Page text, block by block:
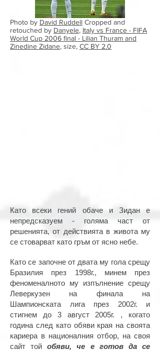
Photo by David Ruddell Cropped and
retouched by Danyele, Italy vs France - FIFA
World Cup 2006 final - Lilian Thuram and
Zinedine Zidane, size, CC BY 2.0
Като всеки гений обаче и Зидан е
непредсказуем - голяма част от
решенията, от действията в живота му
се стоварват като гръм от ясно небе.
Като се започне от двата му гола срещу
Бразилия през 1998г., минем през
феноменалното му изпълнение срещу
Леверкузен на финала на
Шампионската лига през 2002г. и
стигнем до 3 август 2005г. , когато
година след като обяви края на своята
кариера в националния отбор, на своя
сайт тойобяви, че е готов да се